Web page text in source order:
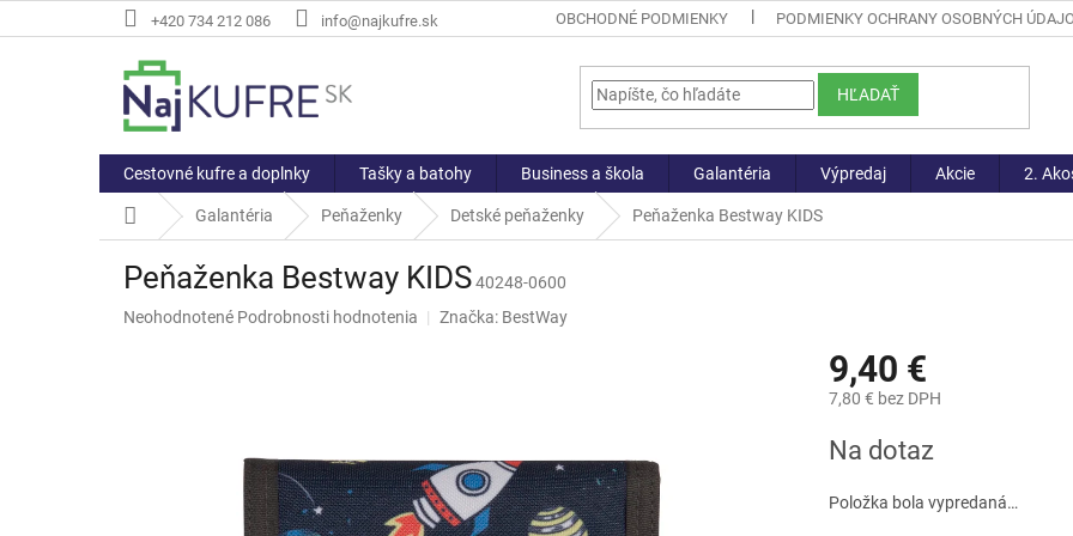
na
+420 734 212 086 info@najkufre.sk OBCHODNÉ PODMIENKY PODMIENKY OCHRANY OSOBNÝCH
HĽADAŤ
Cestovné kufre a doplnky Tašky a batohy Business a škola Galantéria Výpredaj Akcie 2.
DomovGalantéria Peňaženky Detské peňaženky Peňaženka Bestway KIDS
Peňaženka Bestway KIDS40248-0600
Priemerné
Neohodnotené Podrobnosti hodnotenia Značka: BestWay
9,40 €
7,80 € bez DPH
cena:
Na dotaz
Položka bola vypredaná…